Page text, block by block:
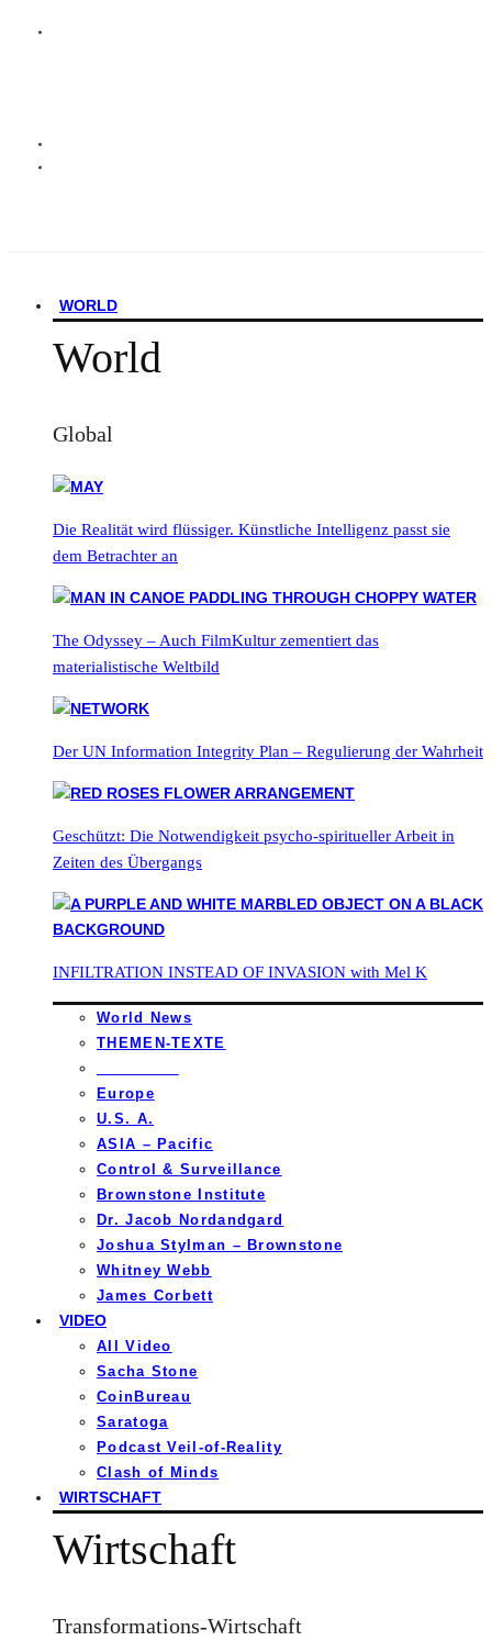
WORLD
World
Global
Die Realität wird flüssiger. Künstliche Intelligenz passt sie
dem Betrachter an
The Odyssey – Auch FilmKultur zementiert das
materialistische Weltbild
Der UN Information Integrity Plan – Regulierung der Wahrheit
Geschützt: Die Notwendigkeit psycho-spiritueller Arbeit in
Zeiten des Übergangs
INFILTRATION INSTEAD OF INVASION with Mel K
World News
THEMEN-TEXTE
Europe
U.S. A.
ASIA – Pacific
Control & Surveillance
Brownstone Institute
Dr. Jacob Nordandgard
Joshua Stylman – Brownstone
Whitney Webb
James Corbett
VIDEO
All Video
Sacha Stone
CoinBureau
Saratoga
Podcast Veil-of-Reality
Clash of Minds
WIRTSCHAFT
Wirtschaft
Transformations-Wirtschaft